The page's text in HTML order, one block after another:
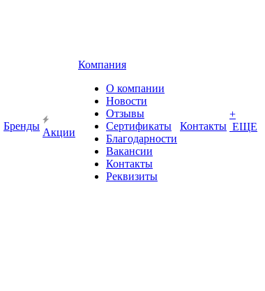
Бренды
Акции
Компания
О компании
Новости
Отзывы
Сертификаты
Благодарности
Вакансии
Контакты
Реквизиты
Контакты
+
ЕЩЕ